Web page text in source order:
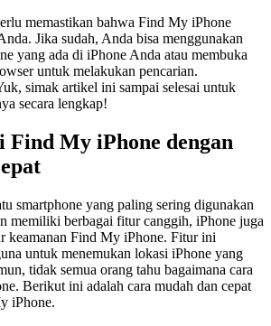
memastikan bahwa Find My iPhone
Jika sudah, Anda bisa menggunakan
yang ada di iPhone Anda atau membuka
untuk melakukan pencarian.
simak artikel ini sampai selesai untuk
secara lengkap!
Find My iPhone dengan
smartphone yang paling sering digunakan
memiliki berbagai fitur canggih, iPhone juga
keamanan Find My iPhone. Fitur ini
untuk menemukan lokasi iPhone yang
tidak semua orang tahu bagaimana cara
Berikut ini adalah cara mudah dan cepat
iPhone.